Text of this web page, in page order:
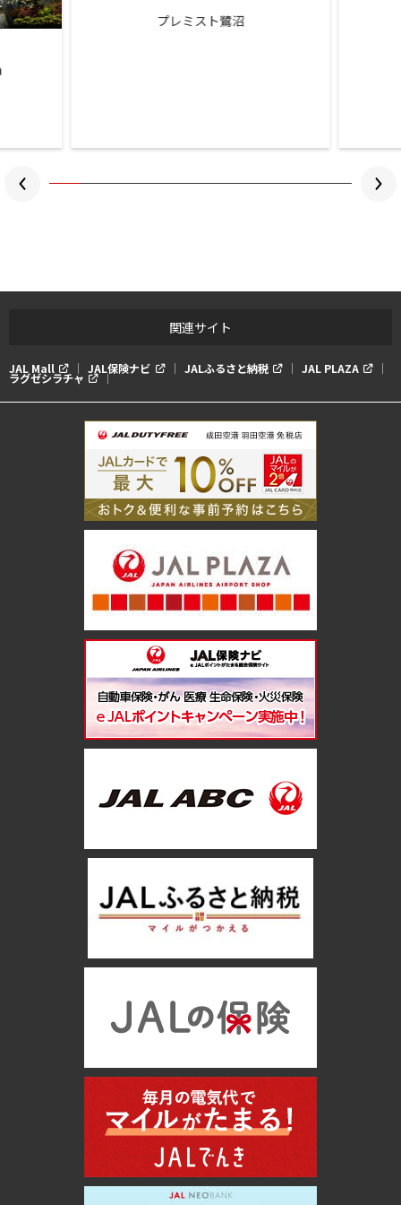
プレミスト鷺沼
関連サイト
JAL Mall JAL保険ナビ JALふるさと納税 JAL PLAZA
ラグゼシラチャ